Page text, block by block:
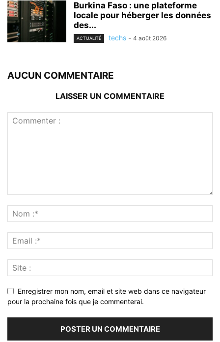
Burkina Faso : une plateforme
locale pour héberger les données
des...
ACTUALITÉ techs - 4 août 2026
AUCUN COMMENTAIRE
LAISSER UN COMMENTAIRE
Enregistrer mon nom, email et site web dans ce navigateur
pour la prochaine fois que je commenterai.